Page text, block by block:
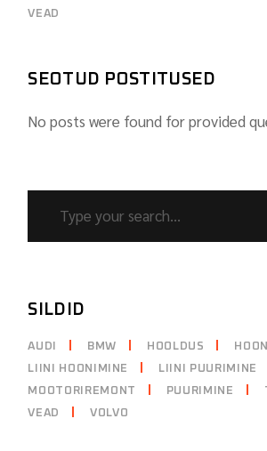
VEAD
SEOTUD POSTITUSED
No posts were found for provided
SILDID
AUDI BMW HOOLDUS
LIINI HOONIMINE
LIINI PUURIMINE
MOOTORIREMONT
PUURIMINE
VEAD
VOLVO